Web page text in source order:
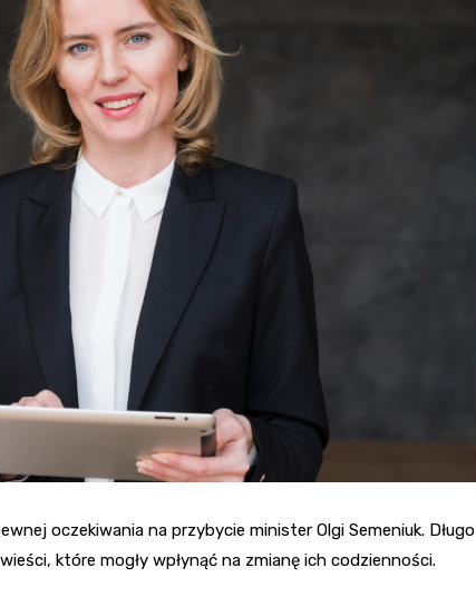
oczekiwania na przybycie minister Olgi Semeniuk. Długo
które mogły wpłynąć na zmianę ich codzienności.